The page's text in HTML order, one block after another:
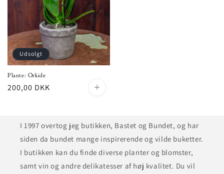
Udsolgt
Plante: Orkide
Normalpris
200,00 DKK Udsolgt
I 1997 overtog jeg butikken, Bastet og Bundet, og har
siden da bundet mange inspirerende og vilde buketter.
I butikken kan du finde diverse planter og blomster,
samt vin og andre delikatesser af høj kvalitet. Du vil